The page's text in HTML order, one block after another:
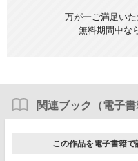
万が一ご満足い
無料期間中な
関連ブック（電子書
この作品を電子書籍で